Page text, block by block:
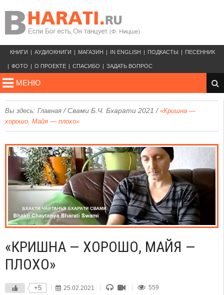
КНИГИ АУДИОКНИГИ МАГАЗИН IN ENGLISH ПОДКАСТЫ ПЕСЕННИК
ФОТО О ПРОЕКТЕ СПАСИБО ЗАДАТЬ ВОПРОС
МЕНЮ
Вы здесь: Главная /Свами Б.Ч. Бхарати 2021 / «Кришна —
хорошо, Майя — плохо»
«КРИШНА — ХОРОШО, МАЙЯ —
ПЛОХО»
+5 25.02.2021 559